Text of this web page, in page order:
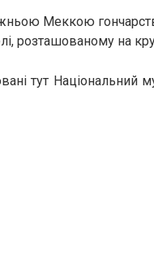
Меккою
розташованому на
тут Національний